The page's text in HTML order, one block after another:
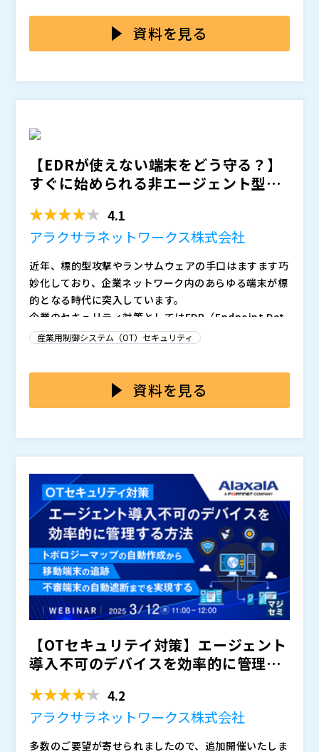
の考え方を整理します。
供する資産情報の収集・可視化からエンドポイント保
護、ネットワーク防御まで対応するOT特化型セキュリ
ティソリューションを活用し、ガイドラインに沿った具
・工場OTセキュリティにこれから着手する必要がある
方 ・自工会・部工会ガイドラインをどう実装すべきか
優先順位に不安がある方 ・IT部門・製造現場の双方の
視点でセキュリティを整理したい方
岡谷エレクトロニクス株式会社（）
TXOne Networks Japan 合同会社（）
株式会社オープンソース活用研究所（
※共催、協賛、協力、講演企業は将来的に追加、削除さ
れる可能性があります。
に異なるため、一律の標準化対応が困難という課題もあ
ります。 さらに、旧機器の改修にはコスト・開発工
しながら対応する方法」が求められています。
C UA対応を実現する方法を解説します。 ソフトウェア
ゲートウェイや通信変換ツールなどを活用することで、
が可能です。 さらに、国内技術による導入支援・教育
がスムーズにOPC UA化を進められる具体的なステップ
を、事例を交えて紹介します。
株式会社オープンソース活用研究所（
※共催、協賛、協力、講演企業は将来的に追加、削除さ
れる可能性があります。
資料を見る
【EDRが使えない端末をどう守る？】
すぐに始められる非エージェント型セ
4.1
アラクサラネットワークス株式会社
近年、標的型攻撃やランサムウェアの手口はますます巧
妙化しており、企業ネットワーク内のあらゆる端末が標
的となる時代に突入しています。
企業のセキュリティ対策としてはEDR（Endpoint Det
ection and Response）の導入が一般的ですが、製造
や監視が不十分であり、“見えないリスク”として攻撃者
の標的となりやすくなっています。
ェアのアップグレードを伴うケースもあり、対応端末の
数が多い場合、高額な導入コストや工数が膨らんでしま
も少なくありません。
な対策が有効なのでしょうか。
その一つの手法として注目されているのが、「非エージ
ェント型」のセキュリティ対策です。これは、端末にソ
フトウェアをインストールすることなく、ネットワーク
越しに端末の挙動や通信を監視・分析するアプローチで
あり、EDRが導入できない環境でもリスクを可視化し、
攻撃の兆候を早期に察知することが可能になります。
本セミナーでは、アラクサラネットワークスが提供する
ネットワーク可視化・監視ソリューション「AX-Netwo
rk-Manager」、およびフォーティネット社のNDRソリ
ューション「FortiNDR」や脅威検知・分析ツール「Fo
rtiDetector」を通じて、EDR非対応端末を含むネット
ワーク全体を守るための“非エージェント型セキュリテ
ィ強化の実践法”をご紹介します。
エージェントを導入できない産業用制御システム（IC
S）や監視カメラといったIoT機器、私物端末（BYOD）
などの管理が難しい端末群、また業務影響やコスト・工
数の観点からOSのアップデートが難しい端末に対して
も、“見える化”と“リアルタイム監視”を実現する仕組み
をどう構築すべきか、現場に無理なく導入するためのス
テップやユースケースを交えながら、実践的に解説しま
・EDRでは対応できない端末のセキュリティ対策に悩ん
でいる情シス・セキュリティ担当者の方 ・製造業・イ
ンフラ・医療など、レガシー機器やIoT機器が多く存在
する現場を担当されている方 ・ネットワーク構成が複
ている方 ・限られた人員・予算の中で“すぐに始められ
る”セキュリティ強化策を探している方 ・非エージェン
ト型の可視化・監視ソリューションに関心がある方
アラクサラネットワークス株式会社（）
マジセミ株式会社（）
※共催、協賛、協力、講演企業は将来的に追加、削除さ
れる可能性があります。
産業用制御システム（OT）セキュリティ
資料を見る
【OTセキュリテイ対策】エージェント
導入不可のデバイスを効率的に管理す
4.2
アラクサラネットワークス株式会社
多数のご要望が寄せられましたので、追加開催いたしま